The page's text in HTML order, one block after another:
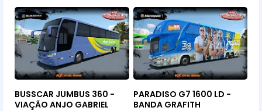
BUSSCAR JUMBUS 360 -
VIAÇÃO ANJO GABRIEL
PARADISO G7 1600 LD -
BANDA GRAFITH